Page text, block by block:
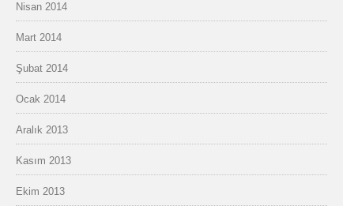
Nisan 2014
Mart 2014
Şubat 2014
Ocak 2014
Aralık 2013
Kasım 2013
Ekim 2013